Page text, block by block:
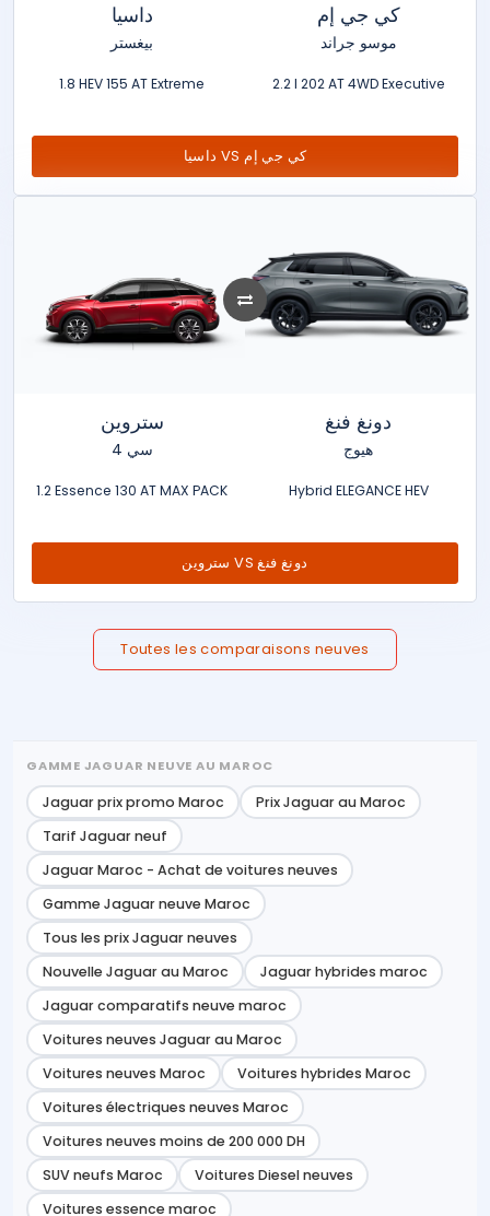
داسيا
بيغستر
1.8 HEV 155 AT Extreme
كي جي إم
موسو جراند
2.2 l 202 AT 4WD Executive
داسيا VS كي جي إم
ستروين
سي 4
1.2 Essence 130 AT MAX PACK
دونغ فنغ
هيوج
Hybrid ELEGANCE HEV
ستروين VS دونغ فنغ
Toutes les comparaisons neuves
GAMME JAGUAR NEUVE AU MAROC
Jaguar prix promo Maroc
Prix Jaguar au Maroc
Tarif Jaguar neuf
Jaguar Maroc - Achat de voitures neuves
Gamme Jaguar neuve Maroc
Tous les prix Jaguar neuves
Nouvelle Jaguar au Maroc
Jaguar hybrides maroc
Jaguar comparatifs neuve maroc
Voitures neuves Jaguar au Maroc
Voitures neuves Maroc
Voitures hybrides Maroc
Voitures électriques neuves Maroc
Voitures neuves moins de 200 000 DH
SUV neufs Maroc
Voitures Diesel neuves
Voitures essence maroc